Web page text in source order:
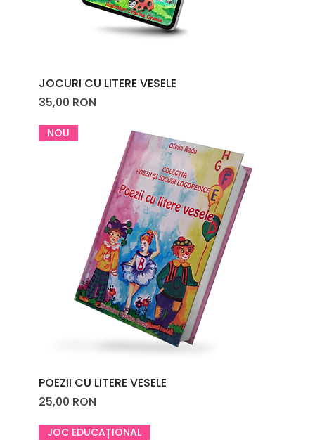
JOCURI CU LITERE VESELE
Price
35,00 RON
NOU
POEZII CU LITERE VESELE
Price
25,00 RON
JOC EDUCAȚIONAL